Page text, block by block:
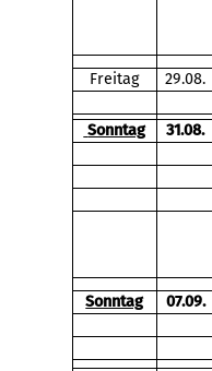
Freitag
29.08.
Sonntag
31.08.
Sonntag
07.09.